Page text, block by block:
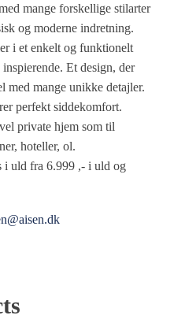
mange forskellige stilarter
og moderne indretning.
i et enkelt og funktionelt
Et design, der
med mange unikke detajler.
perfekt siddekomfort.
private hjem som til
hoteller, ol.
uld fra 6.999 ,- i uld og